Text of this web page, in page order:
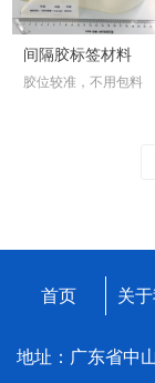
间隔胶标签材料
胶位较准，不用包料
首页 关
地址：广东省中